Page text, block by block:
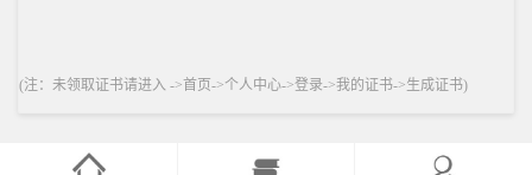
(注：未领取证书请进入 ->首页->个人中心->登录->我的证书->生成证书)